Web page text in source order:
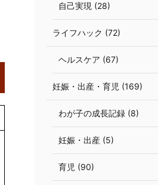
自己実現 (28)
ライフハック (72)
ヘルスケア (67)
妊娠・出産・育児 (169)
わが子の成長記録 (8)
妊娠・出産 (5)
育児 (90)